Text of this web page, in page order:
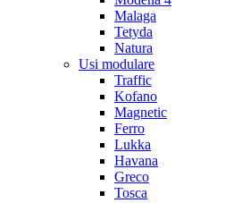
Malaga
Tetyda
Natura
Usi modulare
Traffic
Kofano
Magnetic
Ferro
Lukka
Havana
Greco
Tosca